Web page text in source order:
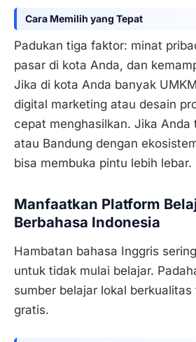
Cara Memilih yang Tepat
Padukan tiga faktor: minat
pasar di kota Anda, dan
Jika di kota Anda banyak
digital marketing atau desain
cepat menghasilkan. Jika Anda
atau Bandung dengan
bisa membuka pintu lebih lebar.
Manfaatkan Platform
Berbahasa Indonesia
Hambatan bahasa Inggris
untuk tidak mulai belajar.
sumber belajar lokal
gratis.